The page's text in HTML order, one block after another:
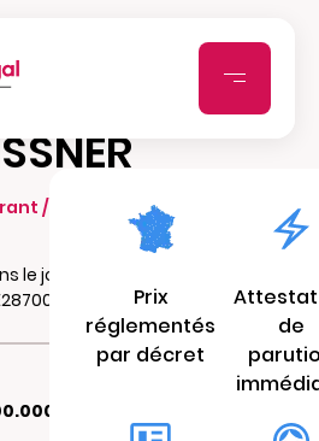
/ Président /
le journal DNA.FR
€
Prix
réglementés
par décret
de